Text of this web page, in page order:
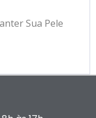
Sua Pele